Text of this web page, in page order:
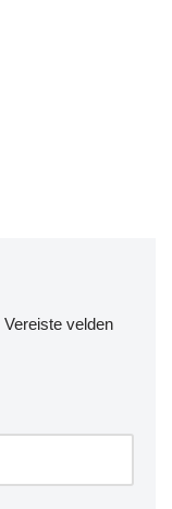
Vereiste velden